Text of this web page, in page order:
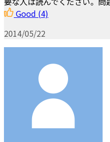
Good (4)
2014/05/22